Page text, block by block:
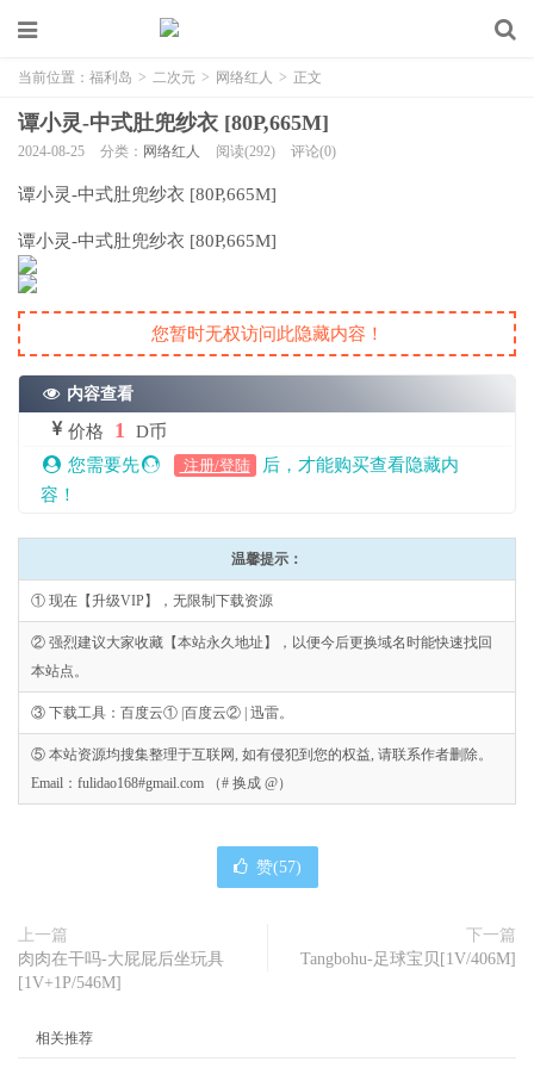
当前位置： 福利岛 > 二次元 > 网络红人 > 正文
谭小灵-中式肚兜纱衣 [80P,665M]
2024-08-25 分类： 网络红人 阅读(292) 评论(0)
谭小灵-中式肚兜纱衣 [80P,665M]
谭小灵-中式肚兜纱衣 [80P,665M]
您暂时无权访问此隐藏内容！
内容查看
价格 1
D币
您需要先
注册/登陆
后，才能购买查看隐藏内
容！
温馨提示：
① 现在【升级VIP】，无限制下载资源
② 强烈建议大家收藏【本站永久地址】，以便今后更换域名时能快速找回
本站点。
③ 下载工具：百度云① |百度云② | 迅雷。
⑤ 本站资源均搜集整理于互联网, 如有侵犯到您的权益, 请联系作者删除。
Email：fulidao168#gmail.com （# 换成 @）
赞(57)
上一篇
肉肉在干吗-大屁屁后坐玩具
[1V+1P/546M]
下一篇
Tangbohu-足球宝贝[1V/406M]
相关推荐